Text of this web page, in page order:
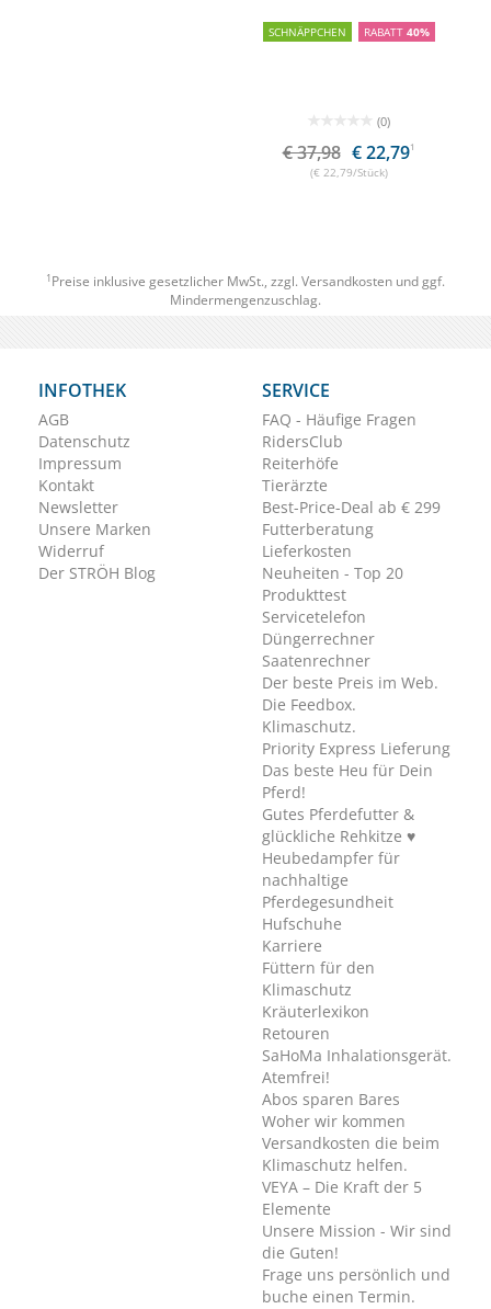
RABATT40%
€ 22,791
1 Preise inklusive gesetzlicher MwSt., zzgl. Versandkosten und ggf.
Mindermengenzuschlag.
INFOTHEK
AGB
Datenschutz
Impressum
Kontakt
Newsletter
Unsere Marken
Widerruf
Der STRÖH Blog
SERVICE
FAQ - Häufige Fragen
RidersClub
Reiterhöfe
Tierärzte
Best-Price-Deal ab € 299
Futterberatung
Lieferkosten
Neuheiten - Top 20
Produkttest
Servicetelefon
Düngerrechner
Saatenrechner
Der beste Preis im Web.
Die Feedbox.
Klimaschutz.
Priority Express Lieferung
Das beste Heu für Dein
Pferd!
Gutes Pferdefutter &
glückliche Rehkitze ♥
Heubedampfer für
nachhaltige
Pferdegesundheit
Hufschuhe
Karriere
Füttern für den
Klimaschutz
Kräuterlexikon
Retouren
SaHoMa Inhalationsgerät.
Atemfrei!
Abos sparen Bares
Woher wir kommen
Versandkosten die beim
Klimaschutz helfen.
VEYA – Die Kraft der 5
Elemente
Unsere Mission - Wir sind
die Guten!
Frage uns persönlich und
buche einen Termin.